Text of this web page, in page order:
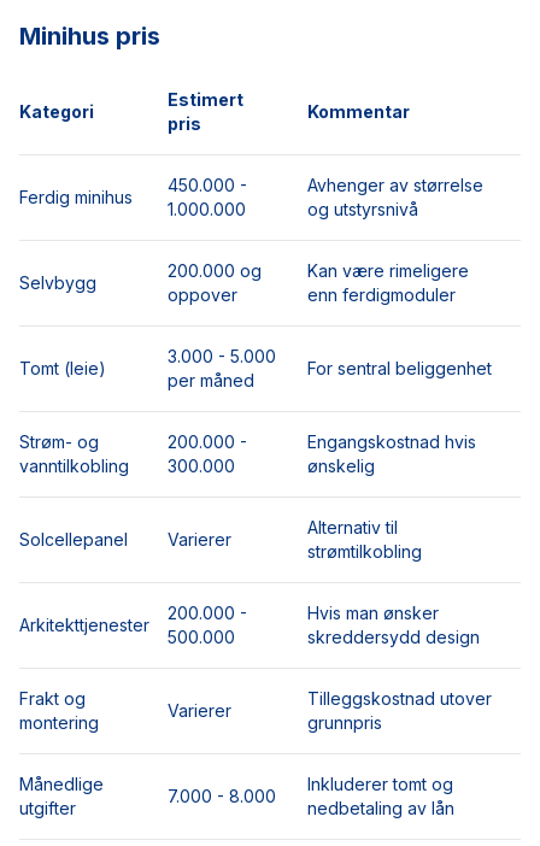
Minihus pris
Kategori
Estimert
pris
Kommentar
Ferdig minihus
450.000 -
1.000.000
Avhenger av størrelse
og utstyrsnivå
Selvbygg
200.000 og
oppover
Kan være rimeligere
enn ferdigmoduler
Tomt (leie)
3.000 - 5.000
per måned
For sentral beliggenhet
Strøm- og
vanntilkobling
200.000 -
300.000
Engangskostnad hvis
ønskelig
Solcellepanel Varierer
Alternativ til
strømtilkobling
Arkitekttjenester
200.000 -
500.000
Hvis man ønsker
skreddersydd design
Frakt og
montering
Varierer
Tilleggskostnad utover
grunnpris
Månedlige
utgifter
7.000 - 8.000
Inkluderer tomt og
nedbetaling av lån